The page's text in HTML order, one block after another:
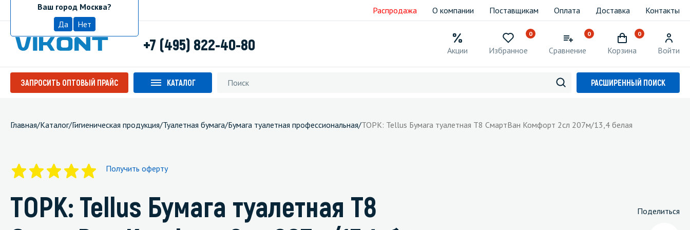
МоскваВаш город Москва?
Да
Нет
Распродажа О компании Поставщикам Оплата Доставка Контакты
+7 (495) 822-40-80 Акции
0
Избранное
0
Сравнение
0
Корзина Войти
ЗАПРОСИТЬ ОПТОВЫЙ ПРАЙС КАТАЛОГ РАСШИРЕННЫЙ ПОИСК
Главная/Каталог/Гигиеническая продукция/Туалетная бумага/Бумага туалетная профессиональная/ТОРК: Tellus Бумага туалетная Т8 СмартВан Комфорт 2сл 207м/13,4 белая
Получить оферту
Поделиться
ТОРК: Tellus Бумага туалетная Т8